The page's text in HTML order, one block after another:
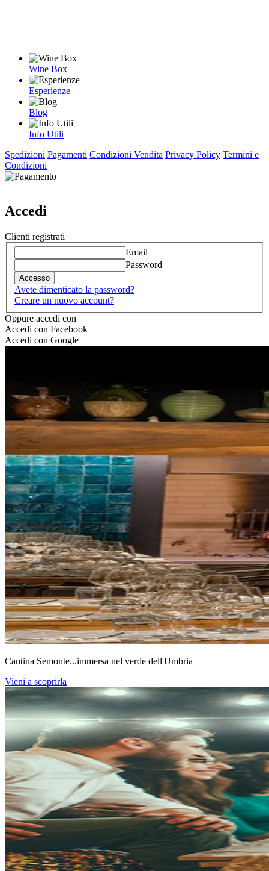
Wine Box
Esperienze
Blog
Info Utili
Spedizioni Pagamenti Condizioni Vendita Privacy Policy Termini e
Condizioni
Accedi
Clienti registrati
Email
Password
Accesso
Avete dimenticato la password?
Creare un nuovo account?
Oppure accedi con
Accedi con Facebook
Accedi con Google
Cantina Semonte...immersa nel verde dell'Umbria
Vieni a scoprirla